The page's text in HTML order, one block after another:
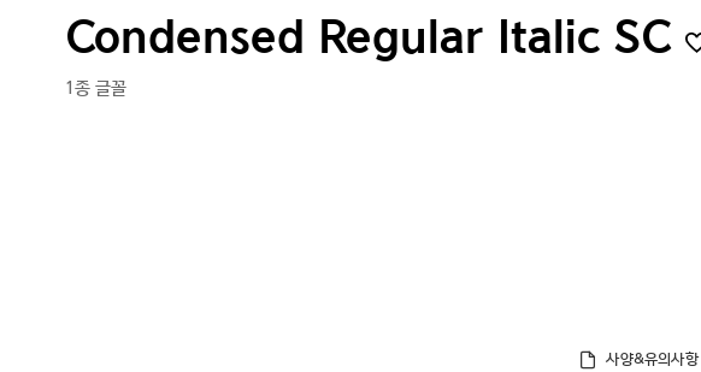
Condensed Regular Italic SC
1종 글꼴
사양&유의사항